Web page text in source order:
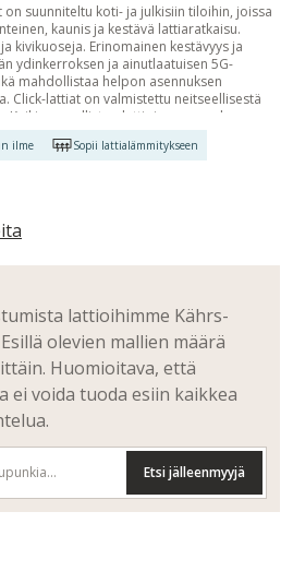
on suunniteltu koti- ja julkisiin tiloihin, joissa
kaunis ja kestävä lattiaratkaisu.
kivikuoseja. Erinomainen kestävyys ja
ydinkerroksen ja ainutlaatuisen 5G-
mahdollistaa helpon asennuksen
Click-lattiat on valmistettu neitseellisestä
Kaikissa malliston lattioissa on melua
tehokkaasti vähentää ääntä. Pinta on
pinnoitteella, joka kestää kulutusta,
voidaan asentaa olemassa olevan lattian
ihanteellisen vaihtoehdon
ne ovat ftalaatittomia.
ilme
Sopii lattialämmitykseen
lattioihimme Kährs-
olevien mallien määrä
Huomioitava, että
ei voida tuoda esiin kaikkea
Etsi jälleenmyyjä